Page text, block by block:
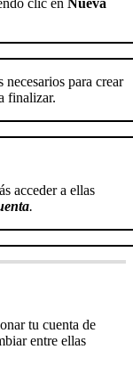
clic en Nueva
para crear
finalizar.
acceder a ellas
.
tu cuenta de
entre ellas